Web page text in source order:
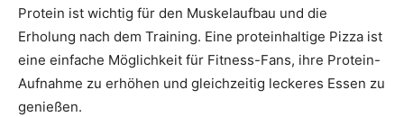
Protein ist wichtig für den Muskelaufbau und die
Erholung nach dem Training. Eine proteinhaltige Pizza ist
eine einfache Möglichkeit für Fitness-Fans, ihre Protein-
Aufnahme zu erhöhen und gleichzeitig leckeres Essen zu
genießen.